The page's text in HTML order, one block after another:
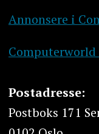
Annonsere i
Computerworld
Postadresse:
Postboks 171